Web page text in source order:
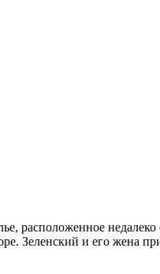
расположенное
Зеленский и его жена